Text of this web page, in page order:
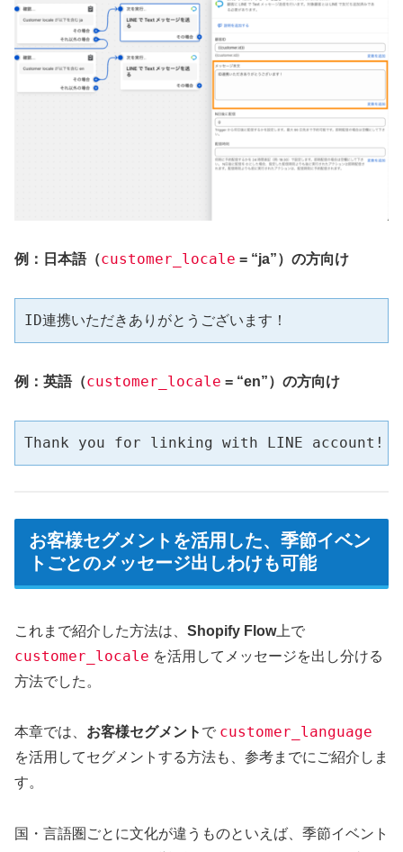
例：日本語（customer_locale = “ja”）の方向け
ID連携いただきありがとうございます！
例：英語（customer_locale = “en”）の方向け
Thank you for linking with LINE account!
お客様セグメントを活用した、季節イベン
トごとのメッセージ出しわけも可能
これまで紹介した方法は、 Shopify Flow上で
customer_locale を活用してメッセージを出し分ける
方法でした。
本章では、 お客様セグメント で customer_language
を活用してセグメントする方法も、参考までにご紹介しま
す。
国・言語圏ごとに文化が違うものといえば、季節イベント